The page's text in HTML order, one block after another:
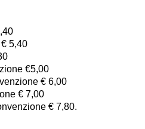
5,40
€5,00
€ 6,00
€ 7,00
€ 7,80.